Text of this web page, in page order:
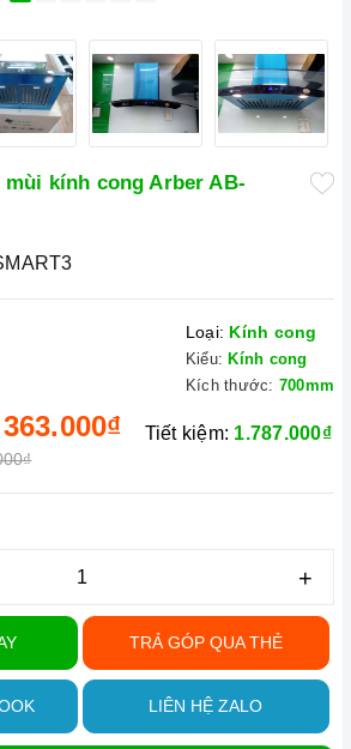
kính cong Arber AB-
Loại: Kính cong
Kiểu: Kính cong
Kích thước: 700mm
Tiết kiệm: 1.787.000₫
+
TRẢ GÓP QUA THẺ
LIÊN HỆ ZALO